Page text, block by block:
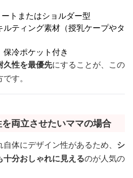
トまたはショルダー型
ティング素材（授乳ケープやタ
冷ポケット付き
久性を最優先にすることが、この
す。
両立させたいママの場合
体にデザイン性があるため、 シ
十分おしゃれに見えるのが人気の